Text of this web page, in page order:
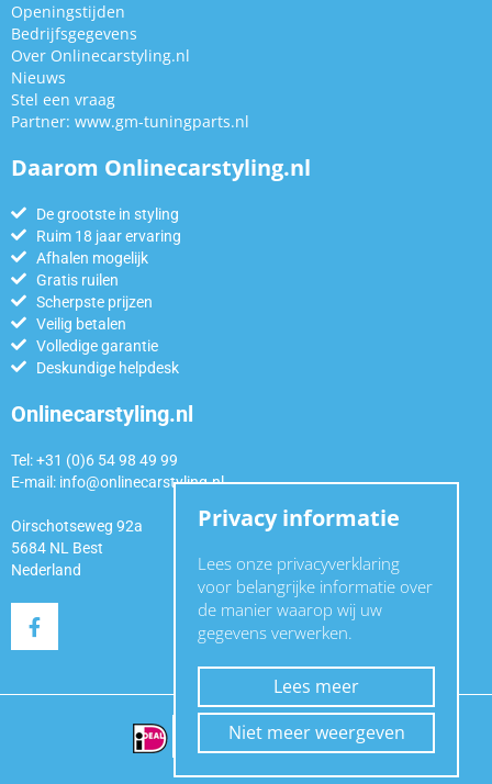
Openingstijden
Bedrijfsgegevens
Over Onlinecarstyling.nl
Nieuws
Stel een vraag
Partner: www.gm-tuningparts.nl
Daarom Onlinecarstyling.nl
De grootste in styling
Ruim 18 jaar ervaring
Afhalen mogelijk
Gratis ruilen
Scherpste prijzen
Veilig betalen
Volledige garantie
Deskundige helpdesk
Onlinecarstyling.nl
Tel: +31 (0)6 54 98 49 99
E-mail: info@onlinecarstyling.nl
Oirschotseweg 92a
5684 NL Best
Nederland
Privacy informatie
Lees onze privacyverklaring
voor belangrijke informatie over
de manier waarop wij uw
gegevens verwerken.
Lees meer
Niet meer weergeven